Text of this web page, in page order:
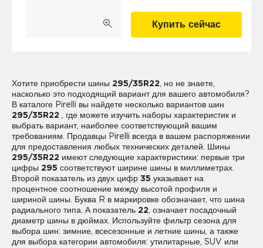
Купить сейчас
Хотите приобрести шины 295/35R22, но не знаете,
насколько это подходящий вариант для вашего автомобиля?
В каталоге Pirelli вы найдете несколько вариантов шин
295/35R22 , где можете изучить наборы характеристик и
выбрать вариант, наиболее соответствующий вашим
требованиям. Продавцы Pirelli всегда в вашем распоряжении
для предоставления любых технических деталей. Шины
295/35R22 имеют следующие характеристики: первые три
цифры 295 соответствуют ширине шины в миллиметрах.
Второй показатель из двух цифр 35 указывает на
процентное соотношение между высотой профиля и
шириной шины. Буква R в маркировке обозначает, что шина
радиального типа. А показатель 22, означает посадочный
диаметр шины в дюймах. Используйте фильтр сезона для
выбора шин: зимние, всесезонные и летние шины, а также
для выбора категории автомобиля: утилитарные, SUV или